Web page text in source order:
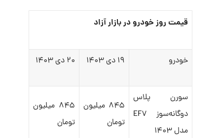
قیمت روز خودرو در بازار آزاد
خودرو ۱۹ دی ۱۴۰۳ ۲۰ دی ۱۴۰۳
سورن پلاس
دوگانه‌سوز EF۷
مدل ۱۴۰۳
۸۴۵ میلیون
تومان
۸۴۵ میلیون
تومان